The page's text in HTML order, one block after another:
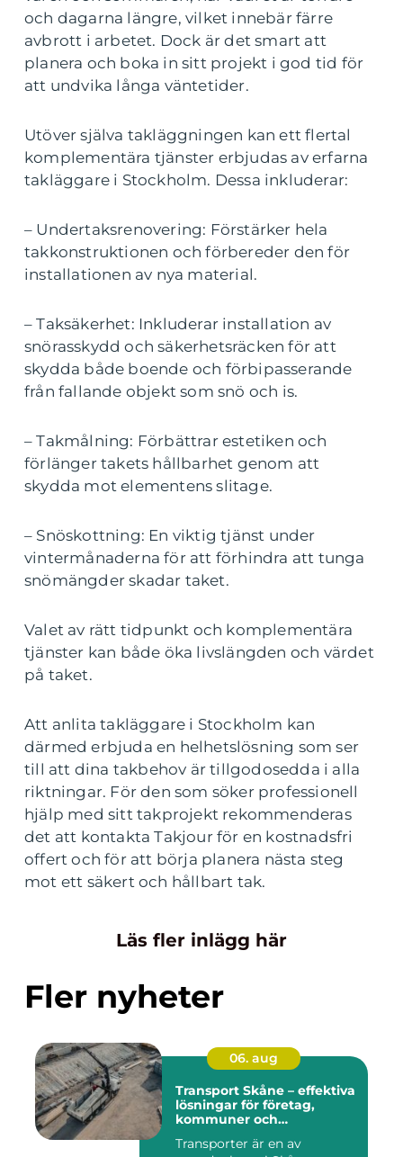
och dagarna längre, vilket innebär färre
avbrott i arbetet. Dock är det smart att
planera och boka in sitt projekt i god tid för
att undvika långa väntetider.
Utöver själva takläggningen kan ett flertal
komplementära tjänster erbjudas av erfarna
takläggare i Stockholm. Dessa inkluderar:
– Undertaksrenovering: Förstärker hela
takkonstruktionen och förbereder den för
installationen av nya material.
– Taksäkerhet: Inkluderar installation av
snörasskydd och säkerhetsräcken för att
skydda både boende och förbipasserande
från fallande objekt som snö och is.
– Takmålning: Förbättrar estetiken och
förlänger takets hållbarhet genom att
skydda mot elementens slitage.
– Snöskottning: En viktig tjänst under
vintermånaderna för att förhindra att tunga
snömängder skadar taket.
Valet av rätt tidpunkt och komplementära
tjänster kan både öka livslängden och värdet
på taket.
Att anlita takläggare i Stockholm kan
därmed erbjuda en helhetslösning som ser
till att dina takbehov är tillgodosedda i alla
riktningar. För den som söker professionell
hjälp med sitt takprojekt rekommenderas
det att kontakta Takjour för en kostnadsfri
offert och för att börja planera nästa steg
mot ett säkert och hållbart tak.
Läs fler inlägg här
Fler nyheter
06. aug
Transport Skåne – effektiva
lösningar för företag,
kommuner och
Transporter är en av